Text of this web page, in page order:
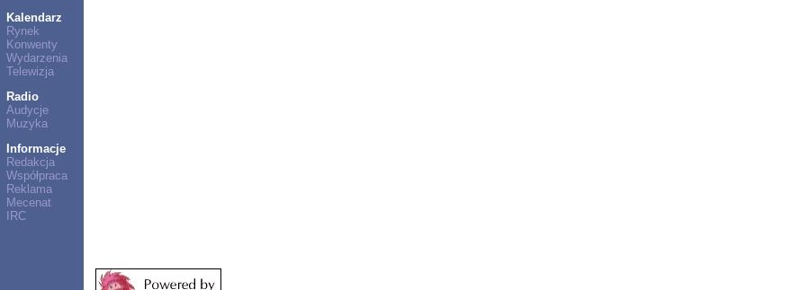
Kalendarz
Rynek
Konwenty
Wydarzenia
Telewizja
Radio
Audycje
Muzyka
Informacje
Redakcja
Współpraca
Reklama
Mecenat
IRC